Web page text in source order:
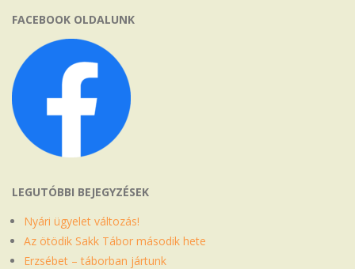
FACEBOOK OLDALUNK
LEGUTÓBBI BEJEGYZÉSEK
Nyári ügyelet változás!
Az ötödik Sakk Tábor második hete
Erzsébet – táborban jártunk